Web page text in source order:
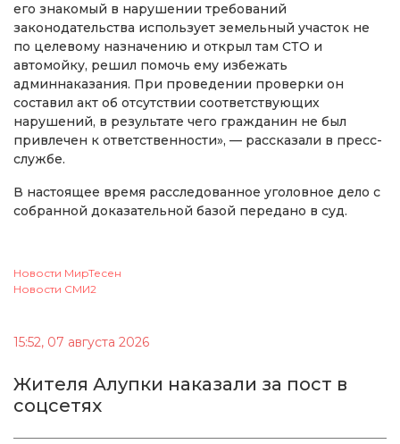
его знакомый в нарушении требований
законодательства использует земельный участок не
по целевому назначению и открыл там СТО и
автомойку, решил помочь ему избежать
админнаказания. При проведении проверки он
составил акт об отсутствии соответствующих
нарушений, в результате чего гражданин не был
привлечен к ответственности», — рассказали в пресс-
службе.
В настоящее время расследованное уголовное дело с
собранной доказательной базой передано в суд.
Новости МирТесен
Новости СМИ2
15:52, 07 августа 2026
Жителя Алупки наказали за пост в
соцсетях